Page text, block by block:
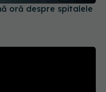
oră despre spitalele